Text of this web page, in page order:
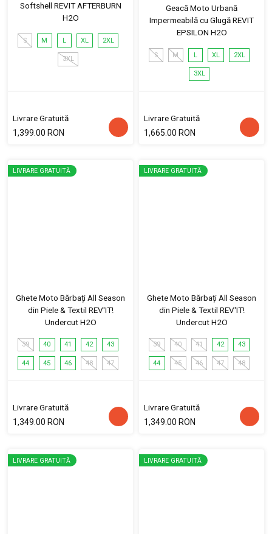
Softshell REVIT AFTERBURN
H2O
S M L XL 2XL
3XL
Livrare Gratuită
1,399.00 RON
Geacă Moto Urbană
Impermeabilă cu Glugă REVIT
EPSILON H2O
S M L XL 2XL
3XL
Livrare Gratuită
1,665.00 RON
LIVRARE GRATUITĂ
Ghete Moto Bărbați All Season
din Piele & Textil REV'IT!
Undercut H2O
39 40 41 42 43
44 45 46 48 47
Livrare Gratuită
1,349.00 RON
LIVRARE GRATUITĂ
Ghete Moto Bărbați All Season
din Piele & Textil REV'IT!
Undercut H2O
39 40 41 42 43
44 45 46 47 48
Livrare Gratuită
1,349.00 RON
LIVRARE GRATUITĂ LIVRARE GRATUITĂ